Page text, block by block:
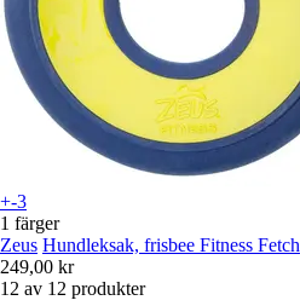
+-3
1 färger
Zeus Hundleksak, frisbee Fitness Fetch
249,00 kr
12 av 12 produkter